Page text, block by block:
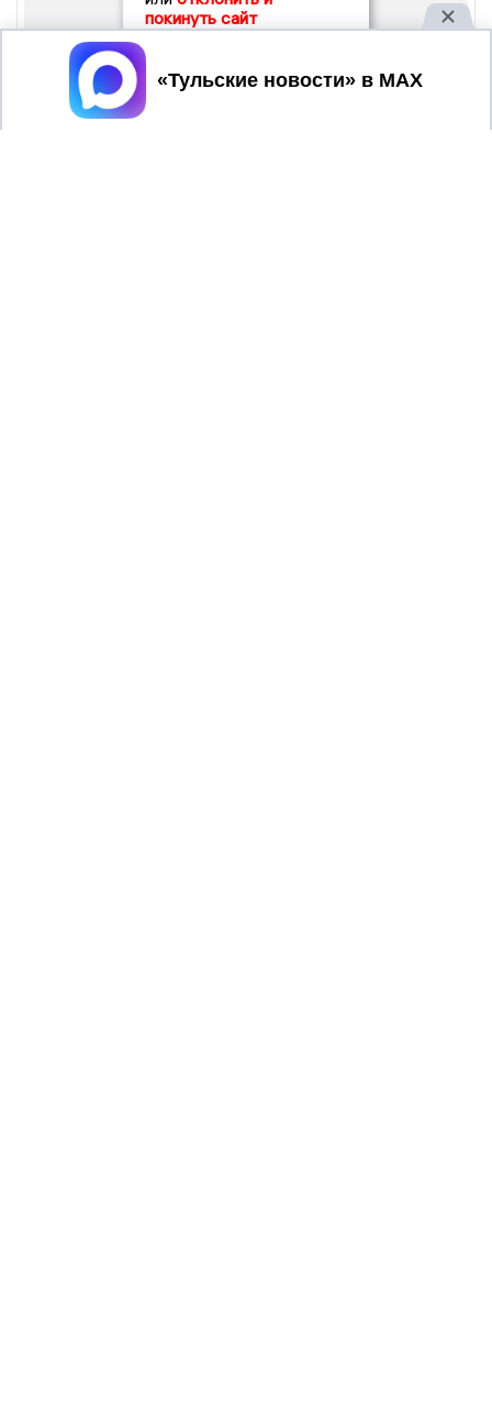
покинуть сайт
Принять